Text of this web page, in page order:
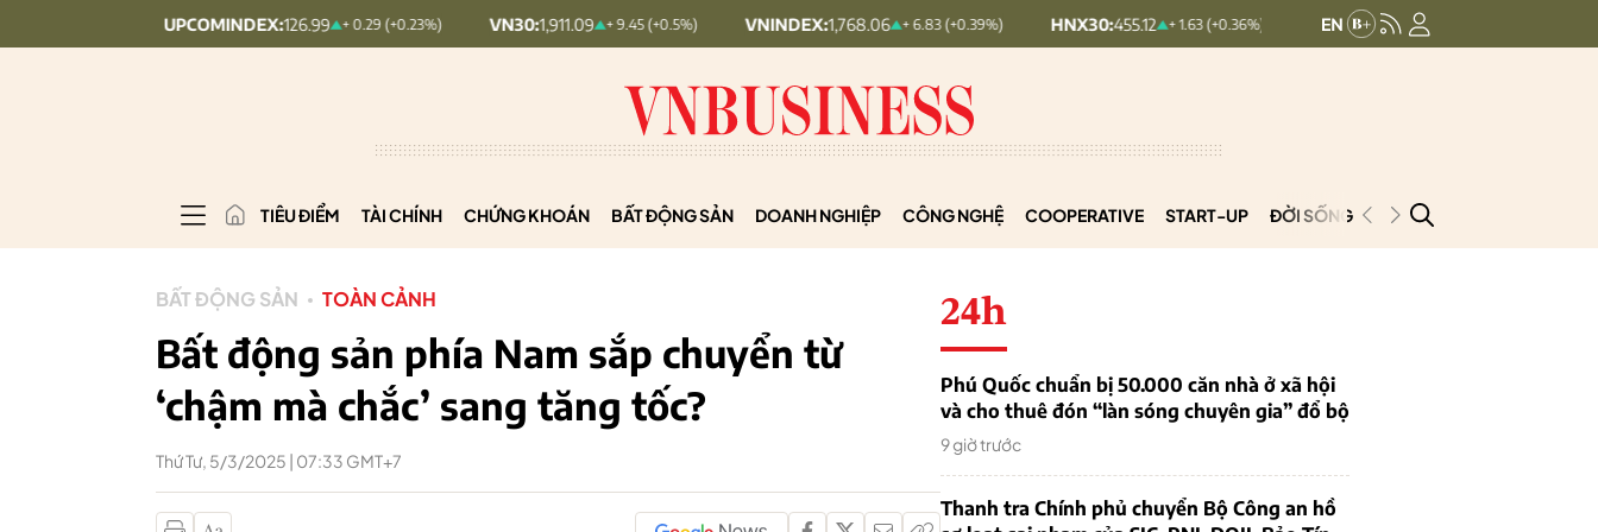
UPCOMINDEX:126.99 + 0.29 (+0.23%) VN30: 1,911.09 + 9.45 (+0.5%) VNINDEX: 1,768.06 + 6.83 (+0.39%) HNX30: 455.12 + 1.63 (+0.36%) HNXINDEX: 293.44 + 0.25 (+0.09%)
TIÊU ĐIỂM TÀI CHÍNH CHỨNG KHOÁN BẤT ĐỘNG SẢN DOANH NGHIỆP CÔNG NGHỆ COOPERATIVE START-UP ĐỜI SỐNG PODCAST
BẤT ĐỘNG SẢN TOÀN CẢNH
Bất động sản phía Nam sắp chuyển từ
‘chậm mà chắc’ sang tăng tốc?
Thứ Tư, 5/3/2025 | 07:33 GMT+7
24h
Phú Quốc chuẩn bị 50.000 căn nhà ở xã hội
và cho thuê đón “làn sóng chuyên gia” đổ bộ
9 giờ trước
Thanh tra Chính phủ chuyển Bộ Công an hồ